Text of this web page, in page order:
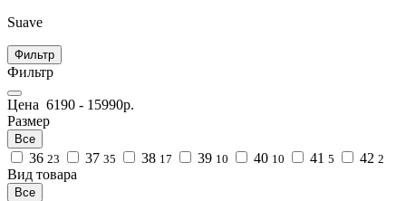
Suave
Фильтр
Фильтр
Цена 6190 - 15990р.
Размер
Все
36 23 37 35 38 17 39 10 40 10 41 5 42 2
Вид товара
Все